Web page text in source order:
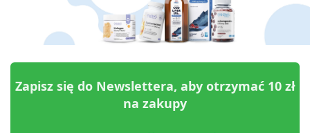
Zapisz się do Newslettera, aby otrzymać 10 zł
na zakupy